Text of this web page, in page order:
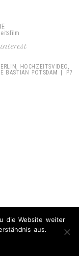
HOCHZEITSVIDEO,
BASTIAN POTSDAM
|
P7
die Website weiter
aus.